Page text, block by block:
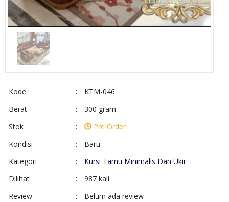
Kode :
KTM-046
Berat
:
300 gram
Stok
:
Pre Order
Kondisi
:
Baru
Kategori
:
Kursi Tamu Minimalis Dan Ukir
Dilihat
:
987 kali
Review
: Belum ada review